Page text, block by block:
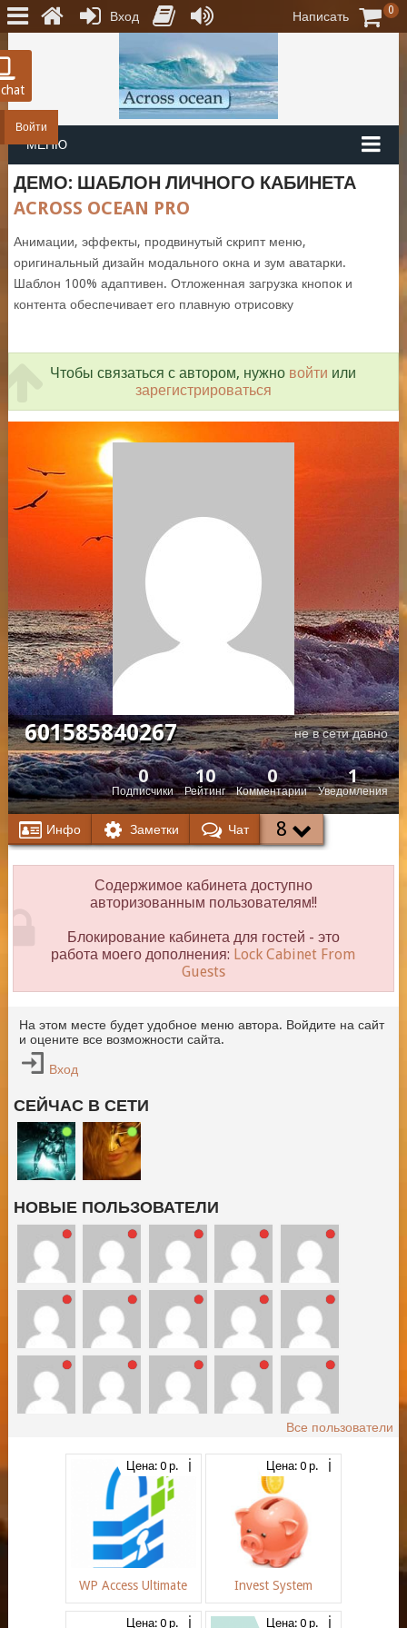
Войти
МЕНЮ
ДЕМО: ШАБЛОН ЛИЧНОГО КАБИНЕТА
ACROSS OCEAN PRO
Анимации, эффекты, продвинутый скрипт меню,
оригинальный дизайн модального окна и зум аватарки.
Шаблон 100% адаптивен. Отложенная загрузка кнопок и
контента обеспечивает его плавную отрисовку
Чтобы связаться с автором, нужно войти или
зарегистрироваться
601585840267 не в сети давно
Подписчики
0
Рейтинг
10
Комментарии
0
Уведомления
1
Инфо Заметки Чат 8
Содержимое кабинета доступно
авторизованным пользователям!!
Блокирование кабинета для гостей - это
работа моего дополнения: Lock Cabinet From
Guests
На этом месте будет удобное меню автора. Войдите на сайт
и оцените все возможности сайта.
Вход
СЕЙЧАС В СЕТИ
НОВЫЕ ПОЛЬЗОВАТЕЛИ
Все пользователи
Цена: 0 р.
WP Access Ultimate
Цена: 0 р.
Invest System
Цена: 0 р. Цена: 0 р.
Вход Написать 0